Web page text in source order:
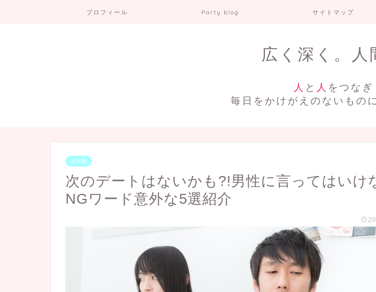
プロフィール Party blog サイトマップ
広く深く。人
人 と 人 をつなぎ
毎日をかけがえのないもの
未分類
次のデートはないかも?!男性に言ってはいけ
NGワード意外な5選紹介